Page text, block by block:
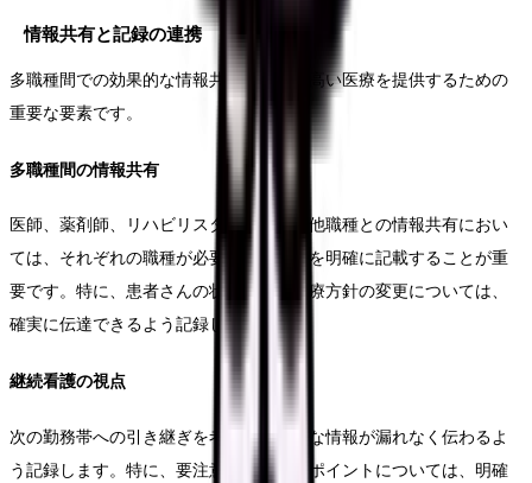
情報共有と記録の連携
多職種間での効果的な情報共有は、質の高い医療を提供するための
重要な要素です。
多職種間の情報共有
医師、薬剤師、リハビリスタッフなど、他職種との情報共有におい
ては、それぞれの職種が必要とする情報を明確に記載することが重
要です。特に、患者さんの状態変化や治療方針の変更については、
確実に伝達できるよう記録します。
継続看護の視点
次の勤務帯への引き継ぎを考慮し、重要な情報が漏れなく伝わるよ
う記録します。特に、要注意事項や観察ポイントについては、明確